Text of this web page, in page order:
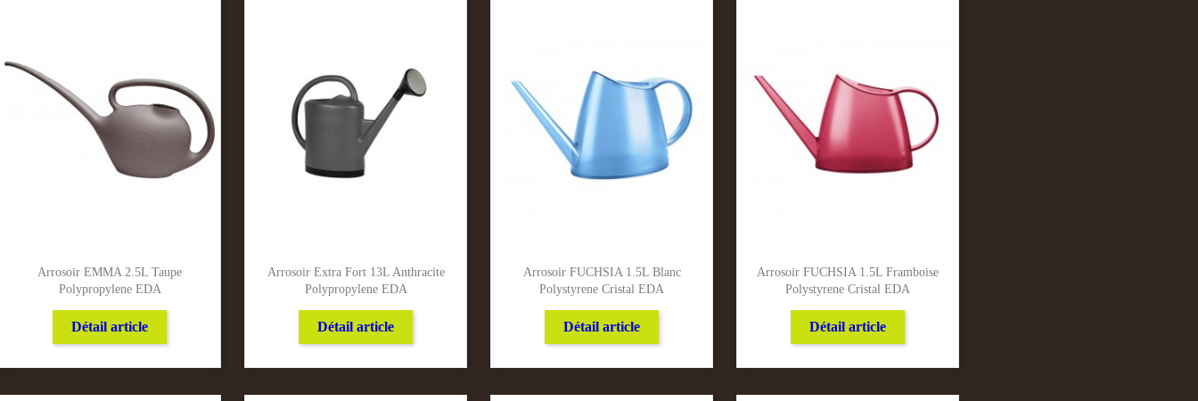
Arrosoir EMMA 2.5L Taupe
Polypropylene EDA
Détail article
Arrosoir Extra Fort 13L Anthracite
Polypropylene EDA
Détail article
Arrosoir FUCHSIA 1.5L Blanc
Polystyrene Cristal EDA
Détail article
Arrosoir FUCHSIA 1.5L Framboise
Polystyrene Cristal EDA
Détail article